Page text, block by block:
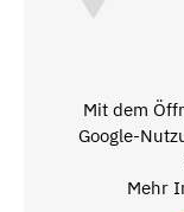
Mit dem
Google-
Mehr